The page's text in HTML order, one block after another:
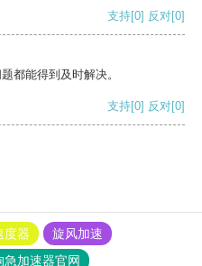
支持[0] 反对[0]
都能得到及时解决。
支持[0] 反对[0]
度器
旋风加速
急加速器官网